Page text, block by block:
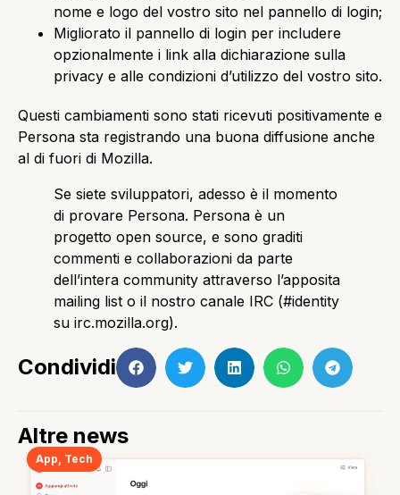
nome e logo del vostro sito nel pannello di login;
Migliorato il pannello di login per includere
opzionalmente i link alla dichiarazione sulla
privacy e alle condizioni d’utilizzo del vostro sito.
Questi cambiamenti sono stati ricevuti positivamente e
Persona sta registrando una buona diffusione anche
al di fuori di Mozilla.
Se siete sviluppatori, adesso è il momento
di provare Persona. Persona è un
progetto open source, e sono graditi
commenti e collaborazioni da parte
dell’intera community attraverso l’apposita
mailing list o il nostro canale IRC (#identity
su irc.mozilla.org).
Condividi
Altre news
App Tech